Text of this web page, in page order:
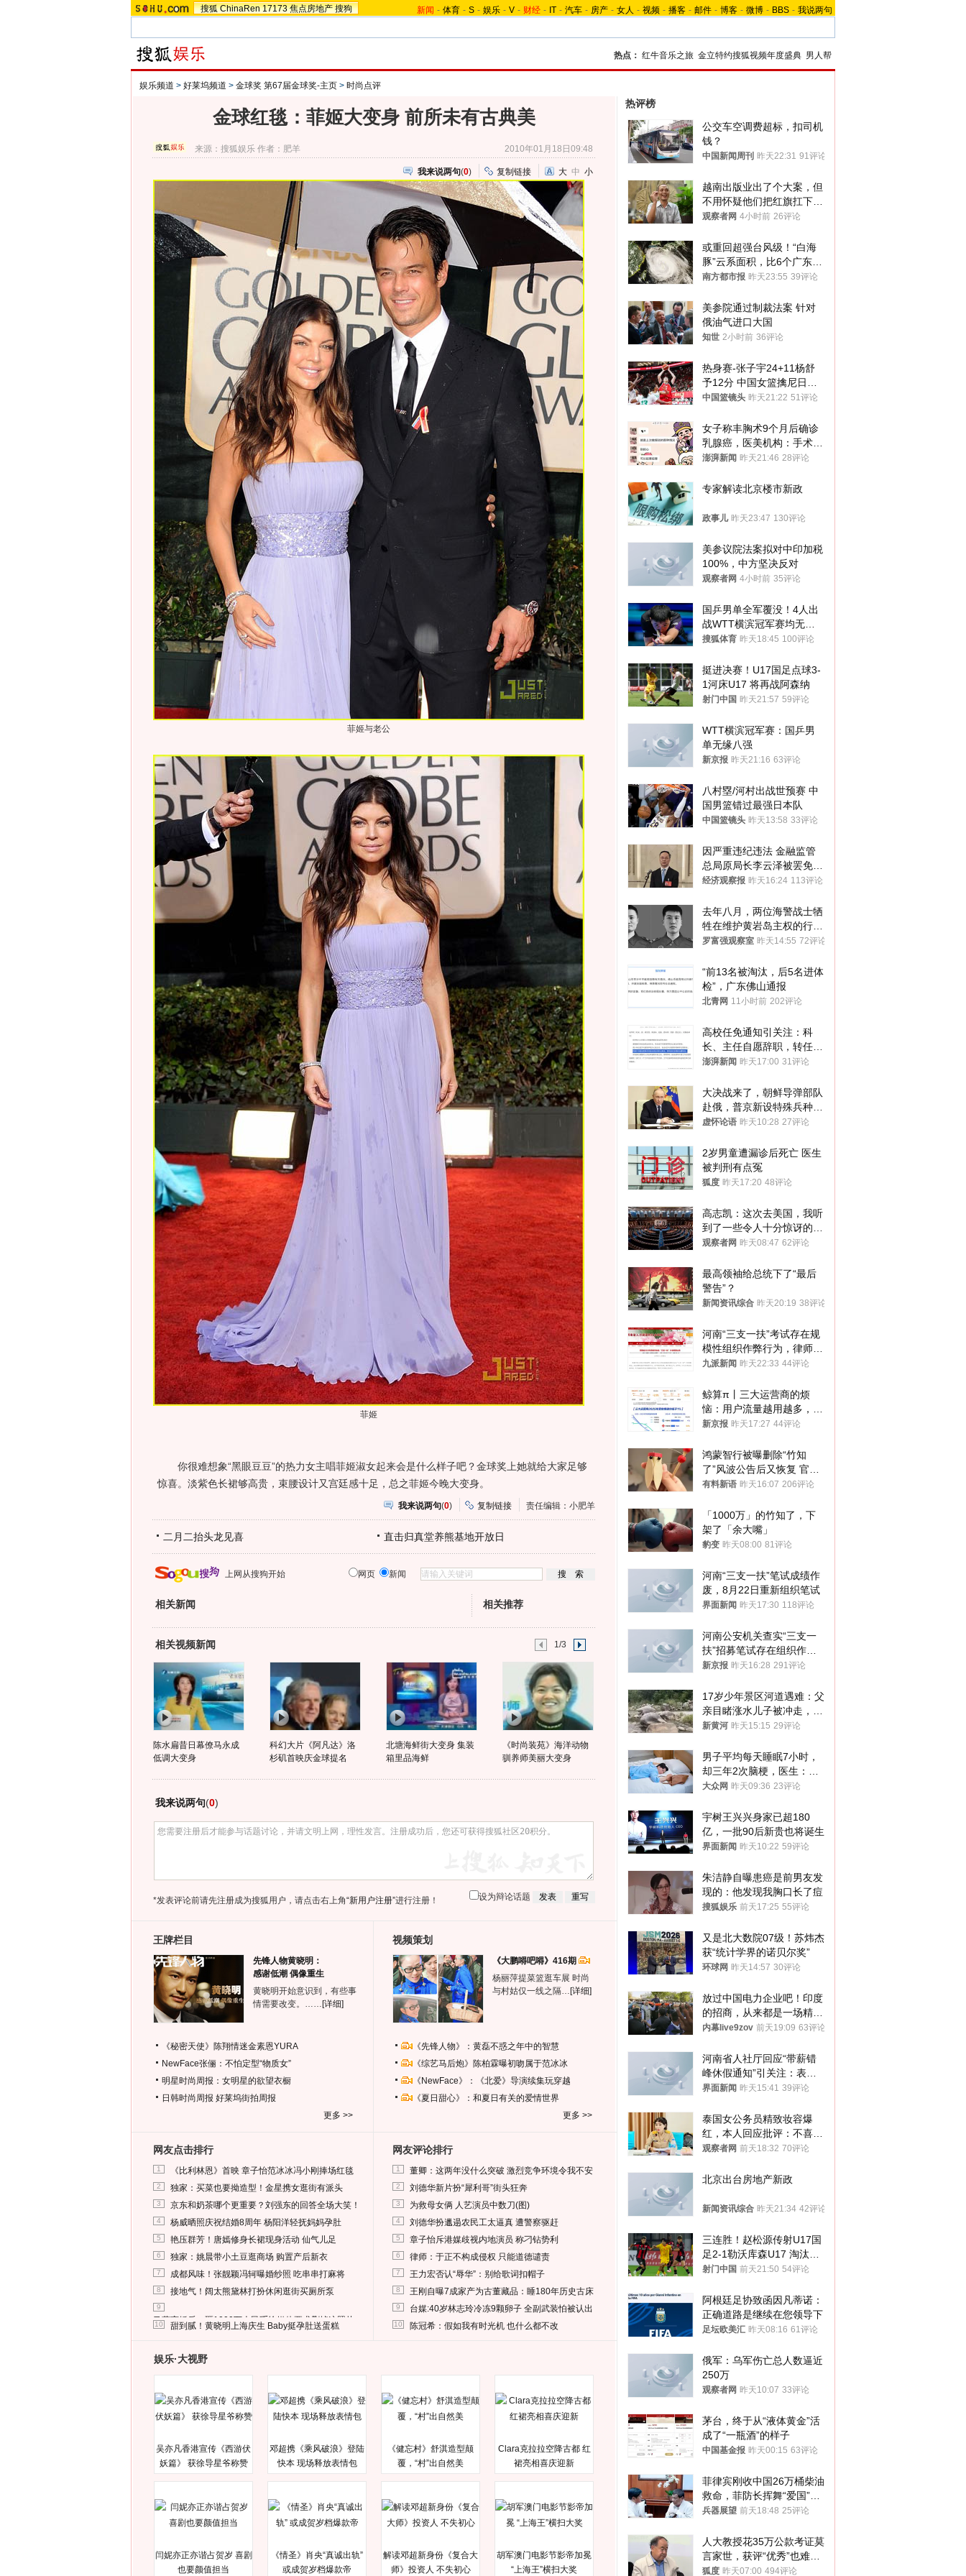
搜狐 ChinaRen 17173 焦点房地产 搜狗 新闻 - 体育 - S - 娱乐 - V - 财经 - IT - 汽车 - 房产 - 女人 - 视频 - 播客 - 邮件 - 博客 - 微博 - BBS - 我说两句
热点： 红牛音乐之旅 金立特约搜狐视频年度盛典 男人帮
娱乐频道 > 好莱坞频道 > 金球奖 第67届金球奖-主页 > 时尚点评
金球红毯：菲姬大变身 前所未有古典美
来源：搜狐娱乐 作者：肥羊 2010年01月18日09:48
我来说两句(0) 复制链接 大 中 小
菲姬与老公
菲姬
你很难想象“黑眼豆豆”的热力女主唱菲姬淑女起来会是什么样子吧？金球奖上她就给大家足够
惊喜。淡紫色长裙够高贵，束腰设计又宫廷感十足，总之菲姬今晚大变身。
我来说两句(0) 复制链接 责任编辑：小肥羊
二月二抬头龙见喜 直击归真堂养熊基地开放日
上网从搜狗开始 网页 新闻
相关新闻 相关推荐
相关视频新闻 1/3
陈水扁昔日幕僚马永成
低调大变身
科幻大片《阿凡达》洛
杉矶首映庆金球提名
北塘海鲜街大变身 集装
箱里品海鲜
《时尚装苑》海洋动物
驯养师美丽大变身
我来说两句(0)
*发表评论前请先注册成为搜狐用户，请点击右上角“新用户注册”进行注册！ 设为辩论话题
王牌栏目
先锋人物黄晓明：
感谢低潮 偶像重生
黄晓明开始意识到，有些事
情需要改变。…… [详细]
《秘密天使》陈翔情迷金素恩YURA
NewFace张俪：不怕定型“物质女”
明星时尚周报：女明星的欲望衣橱
日韩时尚周报 好莱坞街拍周报
更多 >>
视频策划
《大鹏嘚吧嘚》416期
杨丽萍提菜篮逛车展 时尚
与村姑仅一线之隔… [详细]
《先锋人物》：黄磊不惑之年中的智慧
《综艺马后炮》陈柏霖曝初吻属于范冰冰
《NewFace》：《北爱》导演续集玩穿越
《夏日甜心》：和夏日有关的爱情世界
更多 >>
网友点击排行
1 《比利林恩》首映 章子怡范冰冰冯小刚捧场红毯
2 独家：买菜也要拗造型！金星携女逛街有派头
3 京东和奶茶哪个更重要？刘强东的回答全场大笑！
4 杨威晒照庆祝结婚8周年 杨阳洋轻抚妈妈孕肚
5 艳压群芳！唐嫣修身长裙现身活动 仙气儿足
6 独家：姚晨带小土豆逛商场 购置产后新衣
7 成都风味！张靓颖冯轲曝婚纱照 吃串串打麻将
8 接地气！阔太熊黛林打扮休闲逛街买厕所泵
9
马蓉离婚后，砸1000万人民币给媒体要求删掉这照片
10 甜到腻！黄晓明上海庆生 Baby挺孕肚送蛋糕
网友评论排行
1 董卿：这两年没什么突破 激烈竞争环境令我不安
2 刘德华新片扮“犀利哥”街头狂奔
3 为救母女俩 人艺演员中数刀(图)
4 刘德华扮邋遢农民工太逼真 遭警察驱赶
5 章子怡斥港媒歧视内地演员 称刁钻势利
6 律师：于正不构成侵权 只能道德谴责
7 王力宏否认“辱华”：别给歌词扣帽子
8 王刚自曝7成家产为古董藏品：睡180年历史古床
9 台媒:40岁林志玲冷冻9颗卵子 全副武装怕被认出
10 陈冠希：假如我有时光机 也什么都不改
娱乐·大视野
吴亦凡香港宣传《西游伏
妖篇》 获徐导星爷称赞
邓超携《乘风破浪》登陆
快本 现场释放表情包
《健忘村》舒淇造型颠
覆，“村”出自然美
Clara克拉拉空降古都 红
裙亮相喜庆迎新
闫妮亦正亦谐占贺岁 喜剧
也要颜值担当
《情圣》肖央“真诚出轨”
或成贺岁档爆款帝
解读邓超新身份《复合大
师》投资人 不失初心
胡军澳门电影节影帝加冕
“上海王”横扫大奖
热评榜
公交车空调费超标，扣司机
钱？
中国新闻周刊 昨天22:31 91评论
越南出版业出了个大案，但
不用怀疑他们把红旗扛下去
的决心
观察者网 4小时前 26评论
或重回超强台风级！“白海
豚”云系面积，比6个广东还
大！深圳官方：注意这件事
南方都市报 昨天23:55 39评论
美参院通过制裁法案 针对
俄油气进口大国
知世 2小时前 36评论
热身赛-张子宇24+11杨舒
予12分 中国女篮擒尼日利
亚
中国篮镜头 昨天21:22 51评论
女子称丰胸术9个月后确诊
乳腺癌，医美机构：手术不
可能引发癌症，建议走司法
澎湃新闻 昨天21:46 28评论
专家解读北京楼市新政
政事儿 昨天23:47 130评论
美参议院法案拟对中印加税
100%，中方坚决反对
观察者网 4小时前 35评论
国乒男单全军覆没！4人出
战WTT横滨冠军赛均无缘
八强
搜狐体育 昨天18:45 100评论
挺进决赛！U17国足点球3-
1河床U17 将再战阿森纳
射门中国 昨天21:57 59评论
WTT横滨冠军赛：国乒男
单无缘八强
新京报 昨天21:16 63评论
八村塁/河村出战世预赛 中
国男篮错过最强日本队
中国篮镜头 昨天13:58 33评论
因严重违纪违法 金融监管
总局原局长李云泽被罢免全
国人大代表
经济观察报 昨天16:24 113评论
去年八月，两位海警战士牺
牲在维护黄岩岛主权的行动
中
罗富强观察室 昨天14:55 72评论
“前13名被淘汰，后5名进体
检”，广东佛山通报
北青网 11小时前 202评论
高校任免通知引关注：科
长、主任自愿辞职，转任思
政辅导员
澎湃新闻 昨天17:00 31评论
大决战来了，朝鲜导弹部队
赴俄，普京新设特殊兵种，
76岁老将扛旗
虚怀论语 昨天10:28 27评论
2岁男童遭漏诊后死亡 医生
被判刑有点冤
狐度 昨天17:20 48评论
高志凯：这次去美国，我听
到了一些令人十分惊讶的消
息
观察者网 昨天08:47 62评论
最高领袖给总统下了“最后
警告”？
新闻资讯综合 昨天20:19 38评论
河南“三支一扶”考试存在规
模性组织作弊行为，律师：
涉嫌非法获取国家秘密罪等
九派新闻 昨天22:33 44评论
鲸算π丨三大运营商的烦
恼：用户流量越用越多，收
入却越来越少
新京报 昨天17:27 44评论
鸿蒙智行被曝删除“竹知
了”风波公告后又恢复 官媒
曾力挺：劝华为要大度的，
有料新语 昨天16:07 206评论
「1000万」的竹知了，下
架了「余大嘴」
豹变 昨天08:00 81评论
河南“三支一扶”笔试成绩作
废，8月22日重新组织笔试
界面新闻 昨天17:30 118评论
河南公安机关查实“三支一
扶”招募笔试存在组织作弊
犯罪行为
新京报 昨天16:28 291评论
17岁少年景区河道遇难：父
亲目睹涨水儿子被冲走，当
地排除上游泄洪，家属盼厘
新黄河 昨天15:15 29评论
男子平均每天睡眠7小时，
却三年2次脑梗，医生：这
样睡觉更伤身
大众网 昨天09:36 23评论
宇树王兴兴身家已超180
亿，一批90后新贵也将诞生
界面新闻 昨天10:22 59评论
朱洁静自曝患癌是前男友发
现的：他发现我胸口长了痘
搜狐娱乐 前天17:25 55评论
又是北大数院07级！苏炜杰
获“统计学界的诺贝尔奖”
环球网 昨天14:57 30评论
放过中国电力企业吧！印度
的招商，从来都是一场精准
收割
内幕live9zov 前天19:09 63评论
河南省人社厅回应“带薪错
峰休假通知”引关注：表述
不够准确，待修改后印发
界面新闻 昨天15:41 39评论
泰国女公务员精致妆容爆
红，本人回应批评：不喜欢
就别看
观察者网 前天18:32 70评论
北京出台房地产新政
新闻资讯综合 昨天21:34 42评论
三连胜！赵松源传射U17国
足2-1勒沃库森U17 淘汰赛
将战河床
射门中国 前天21:50 54评论
阿根廷足协致函因凡蒂诺：
正确道路是继续在您领导下
足坛欧美汇 昨天08:16 61评论
俄军：乌军伤亡总人数逼近
250万
观察者网 昨天10:07 33评论
茅台，终于从“液体黄金”活
成了“一瓶酒”的样子
中国基金报 昨天00:15 63评论
菲律宾刚收中国26万桶柴油
救命，菲防长挥舞“爱国”大
棒，谁亲华谁下台？
兵器展望 前天18:48 25评论
人大教授花35万公款考证莫
言家世，获评“优秀”也难服
众
狐度 昨天07:00 494评论